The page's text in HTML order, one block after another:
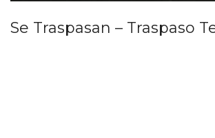
Se Traspasan – Traspaso